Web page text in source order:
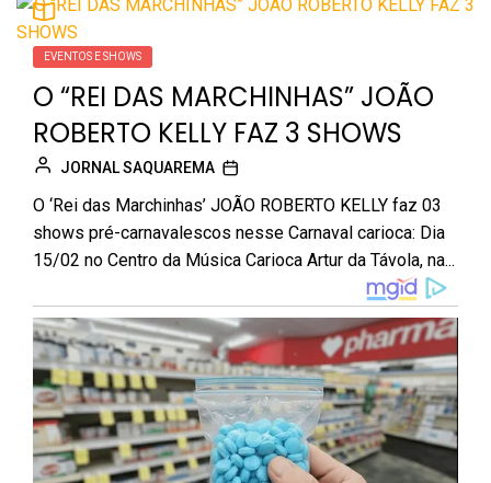
EVENTOS E SHOWS
O “REI DAS MARCHINHAS” JOÃO
ROBERTO KELLY FAZ 3 SHOWS
JORNAL SAQUAREMA
O ‘Rei das Marchinhas’ JOÃO ROBERTO KELLY faz 03
shows pré-carnavalescos nesse Carnaval carioca: Dia
15/02 no Centro da Música Carioca Artur da Távola, na...